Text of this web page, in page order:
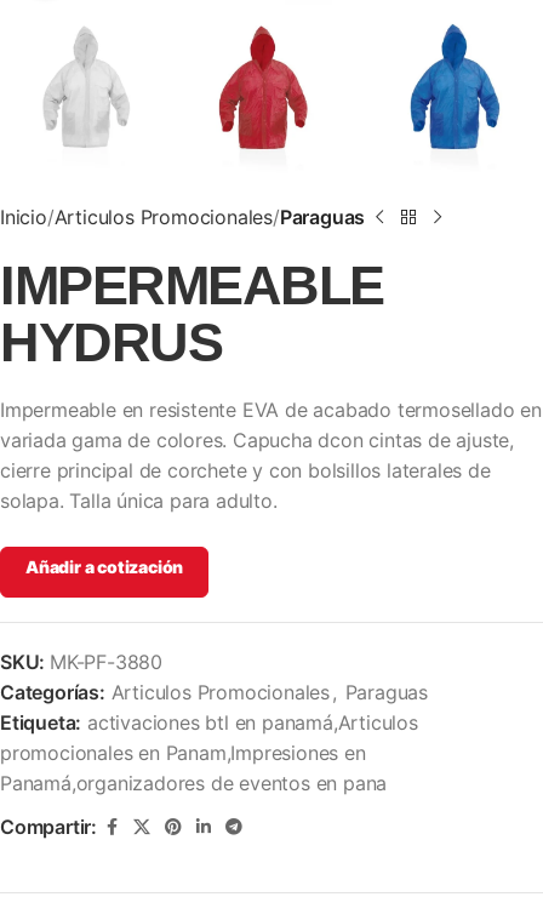
Inicio Articulos Promocionales Paraguas
IMPERMEABLE
HYDRUS
Impermeable en resistente EVA de acabado termosellado en
variada gama de colores. Capucha dcon cintas de ajuste,
cierre principal de corchete y con bolsillos laterales de
solapa. Talla única para adulto.
Añadir a cotización
SKU: MK-PF-3880
Categorías: Articulos Promocionales , Paraguas
Etiqueta: activaciones btl en panamá,Articulos
promocionales en Panam,Impresiones en
Panamá,organizadores de eventos en pana
Compartir: